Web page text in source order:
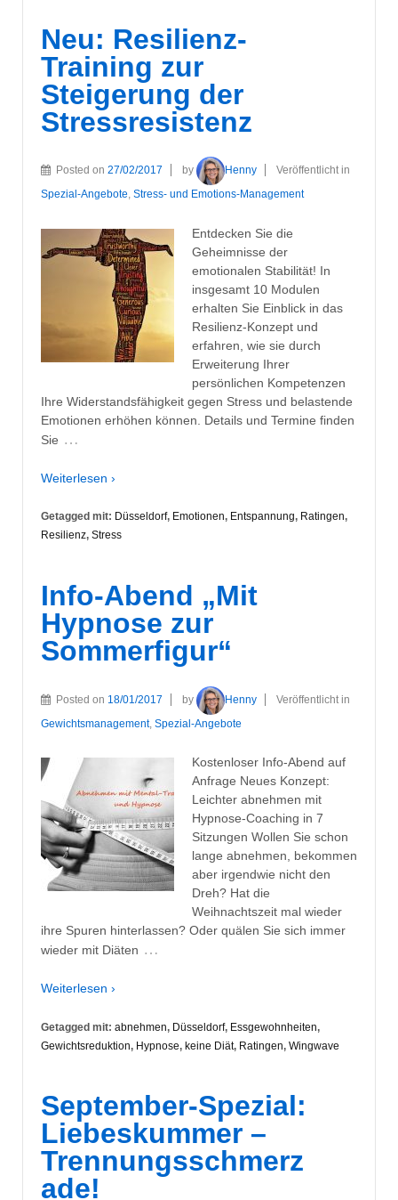
Neu: Resilienz-
Training zur
Steigerung der
Stressresistenz
Posted on 27/02/2017 by Henny
Veröffentlicht in
Spezial-Angebote, Stress- und Emotions-Management
Entdecken Sie die
Geheimnisse der
emotionalen Stabilität! In
insgesamt 10 Modulen
erhalten Sie Einblick in das
Resilienz-Konzept und
erfahren, wie sie durch
Erweiterung Ihrer
persönlichen Kompetenzen
Ihre Widerstandsfähigkeit gegen Stress und belastende
Emotionen erhöhen können. Details und Termine finden
Sie …
Weiterlesen ›
Getagged mit: Düsseldorf, Emotionen, Entspannung, Ratingen,
Resilienz, Stress
Info-Abend „Mit
Hypnose zur
Sommerfigur“
Posted on 18/01/2017 by Henny
Veröffentlicht in
Gewichtsmanagement, Spezial-Angebote
Kostenloser Info-Abend auf
Anfrage Neues Konzept:
Leichter abnehmen mit
Hypnose-Coaching in 7
Sitzungen Wollen Sie schon
lange abnehmen, bekommen
aber irgendwie nicht den
Dreh? Hat die
Weihnachtszeit mal wieder
ihre Spuren hinterlassen? Oder quälen Sie sich immer
wieder mit Diäten …
Weiterlesen ›
Getagged mit: abnehmen, Düsseldorf, Essgewohnheiten,
Gewichtsreduktion, Hypnose, keine Diät, Ratingen, Wingwave
September-Spezial:
Liebeskummer –
Trennungsschmerz
ade!